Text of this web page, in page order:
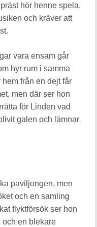
hör henne spela,
och kräver att
vara ensam går
hyr rum i samma
från en dejt får
men där ser hon
för Linden vad
galen och lämnar
paviljongen, men
och en samling
flyktförsök ser hon
en blekare